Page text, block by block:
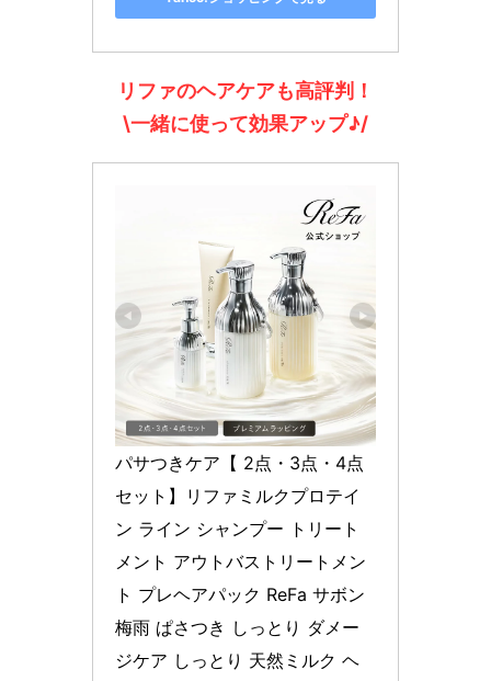
リファのヘアケアも高評判！
\一緒に使って効果アップ♪/
パサつきケア【 2点・3点・4点
セット】リファミルクプロテイ
ン ライン シャンプー トリート
メント アウトバストリートメン
ト プレヘアパック ReFa サボン
梅雨 ぱさつき しっとり ダメー
ジケア しっとり 天然ミルク ヘ